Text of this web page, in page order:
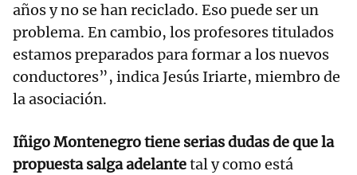
años y no se han reciclado. Eso puede ser un
problema. En cambio, los profesores titulados
estamos preparados para formar a los nuevos
conductores”, indica Jesús Iriarte, miembro de
la asociación.
Iñigo Montenegro tiene serias dudas de que la
propuesta salga adelantetal y como está